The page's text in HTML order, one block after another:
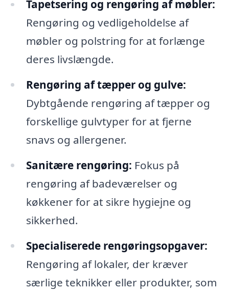
Tapetsering og rengøring af møbler:
Rengøring og vedligeholdelse af
møbler og polstring for at forlænge
deres livslængde.
Rengøring af tæpper og gulve:
Dybtgående rengøring af tæpper og
forskellige gulvtyper for at fjerne
snavs og allergener.
Sanitære rengøring: Fokus på
rengøring af badeværelser og
køkkener for at sikre hygiejne og
sikkerhed.
Specialiserede rengøringsopgaver:
Rengøring af lokaler, der kræver
særlige teknikker eller produkter, som